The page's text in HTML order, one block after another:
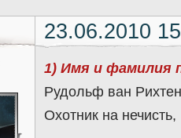
23.06.2010
1) Имя и фамилия
Рудольф ван
Охотник на